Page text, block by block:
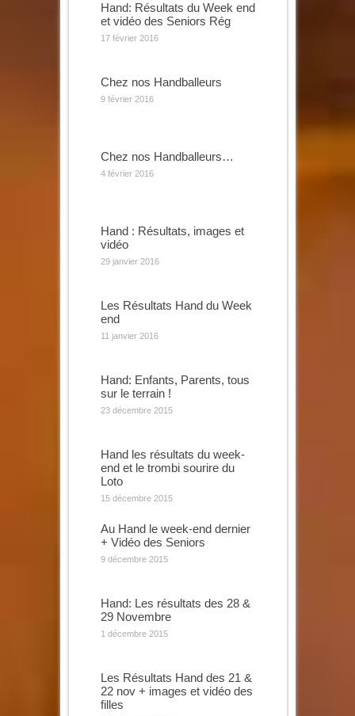
Hand: Résultats du Week end
et vidéo des Seniors Rég
17 février 2016
Chez nos Handballeurs
9 février 2016
Chez nos Handballeurs…
4 février 2016
Hand : Résultats, images et
vidéo
29 janvier 2016
Les Résultats Hand du Week
end
11 janvier 2016
Hand: Enfants, Parents, tous
sur le terrain !
23 décembre 2015
Hand les résultats du week-
end et le trombi sourire du
Loto
15 décembre 2015
Au Hand le week-end dernier
+ Vidéo des Seniors
9 décembre 2015
Hand: Les résultats des 28 &
29 Novembre
1 décembre 2015
Les Résultats Hand des 21 &
22 nov + images et vidéo des
filles